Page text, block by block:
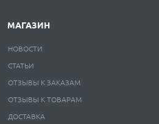
МАГАЗИН
НОВОСТИ
СТАТЬИ
ОТЗЫВЫ К ЗАКАЗАМ
ОТЗЫВЫ К ТОВАРАМ
ДОСТАВКА